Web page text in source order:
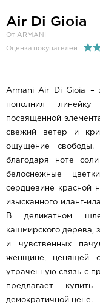
Air Di Gioia
От ARMANI
Оценка покупателей
Armani Air Di Gioia –
пополнил
посвященной
свежий ветер и
ощущение свободы.
благодаря ноте
белоснежные
сердцевине красной
изысканного иланг-
В деликатном
кашмирского дерева,
и чувственных
женщине, ценящей
утраченную связь с
предлагает
демократичной цене.